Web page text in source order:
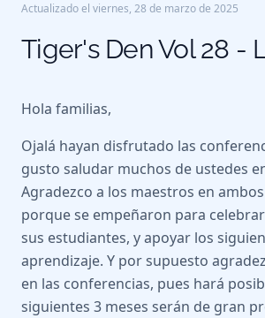
Actualizado el viernes, 28 de marzo de 2025
Tiger's Den Vol 28 -
Hola familias,
Ojalá hayan disfrutado las
gusto saludar muchos de ustedes
Agradezco a los maestros en
porque se empeñaron para
sus estudiantes, y apoyar los
aprendizaje. Y por supuesto
en las conferencias, pues hará
siguientes 3 meses serán de gran